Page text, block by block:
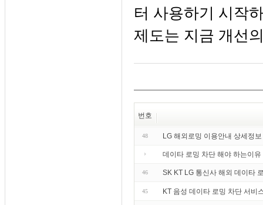
터 사용하기 시작
제도는 지금 개선
번호
48 LG 해외로밍 이용안내 상세정
데이타 로밍 차단 해야 하는이
46 SK KT LG 통신사 해외 데이타
45 KT 음성 데이타 로밍 차단 서비